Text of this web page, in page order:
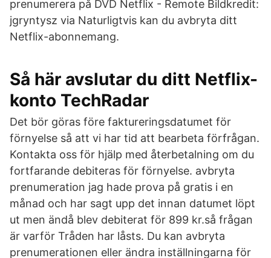
prenumerera på DVD Netflix - Remote Bildkredit:
jgryntysz via Naturligtvis kan du avbryta ditt
Netflix-abonnemang.
Så här avslutar du ditt Netflix-
konto TechRadar
Det bör göras före faktureringsdatumet för
förnyelse så att vi har tid att bearbeta förfrågan.
Kontakta oss för hjälp med återbetalning om du
fortfarande debiteras för förnyelse. avbryta
prenumeration jag hade prova på gratis i en
månad och har sagt upp det innan datumet löpt
ut men ändå blev debiterat för 899 kr.så frågan
är varför Tråden har låsts. Du kan avbryta
prenumerationen eller ändra inställningarna för